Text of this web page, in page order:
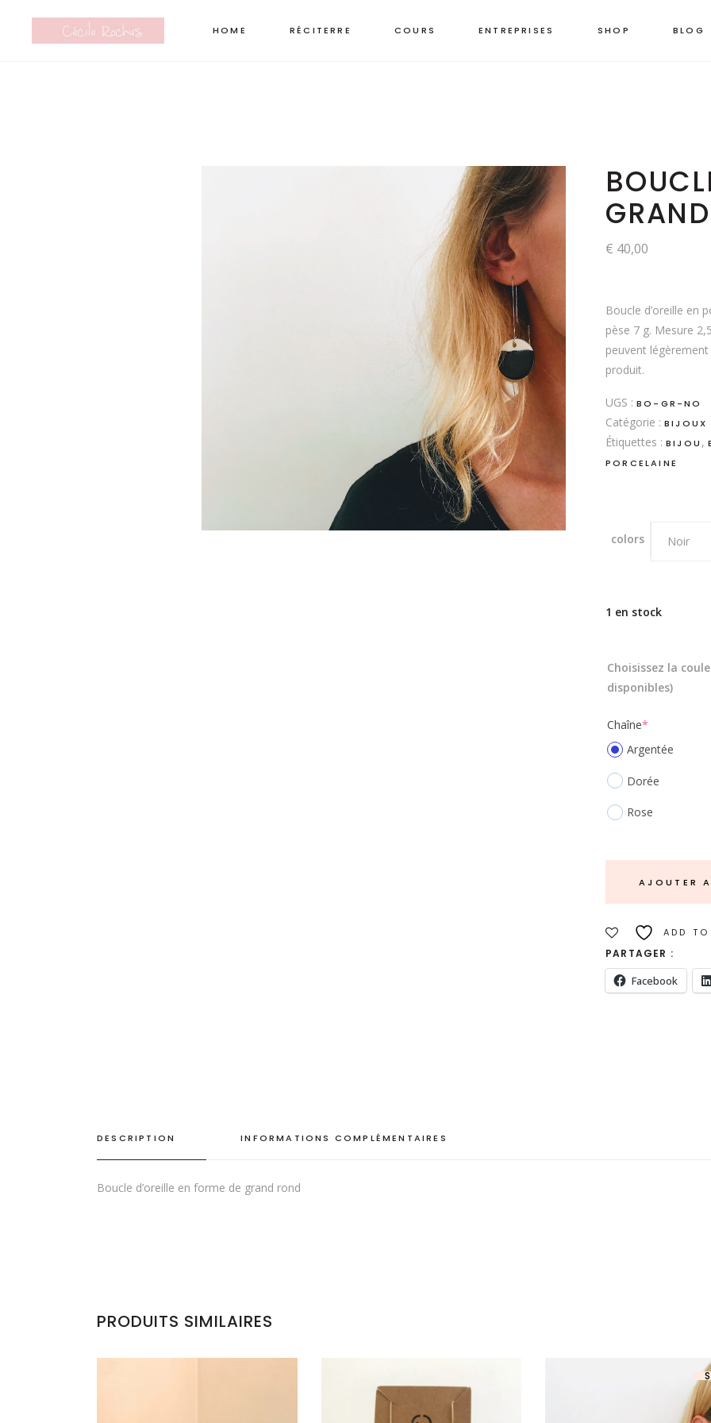
HOME RÉCITERRE COURS ENTREPRISES SHOP BLOG
€ 40,00
Boucle d’oreille en
pèse 7 g. Mesure
peuvent
produit.
UGS : BO-GR-NO
Catégorie : BIJOUX
Étiquettes : BIJOU ,
PORCELAINE
colors Noir
1 en stock
Choisissez la
disponibles)
Chaîne*
Argentée
Dorée
Rose
AJOUTER
ADD
PARTAGER :
Facebook
DESCRIPTION INFORMATIONS COMPLÉMENTAIRES
Boucle d’oreille en forme de grand rond
PRODUITS SIMILAIRES